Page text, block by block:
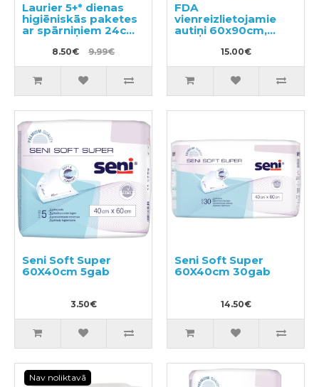
Laurier 5+* dienas
higiēniskās paketes
ar spārniņiem 24cm
8.50€ 9.99€
FDA
vienreizlietojamie
autiņi 60x90cm,
20gab
15.00€
Seni Soft Super
60X40cm 5gab
3.50€
Seni Soft Super
60X40cm 30gab
14.50€
Nav noliktavā